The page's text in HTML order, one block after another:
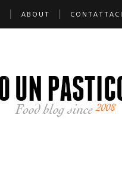
ABOUT CONTATTACI
*